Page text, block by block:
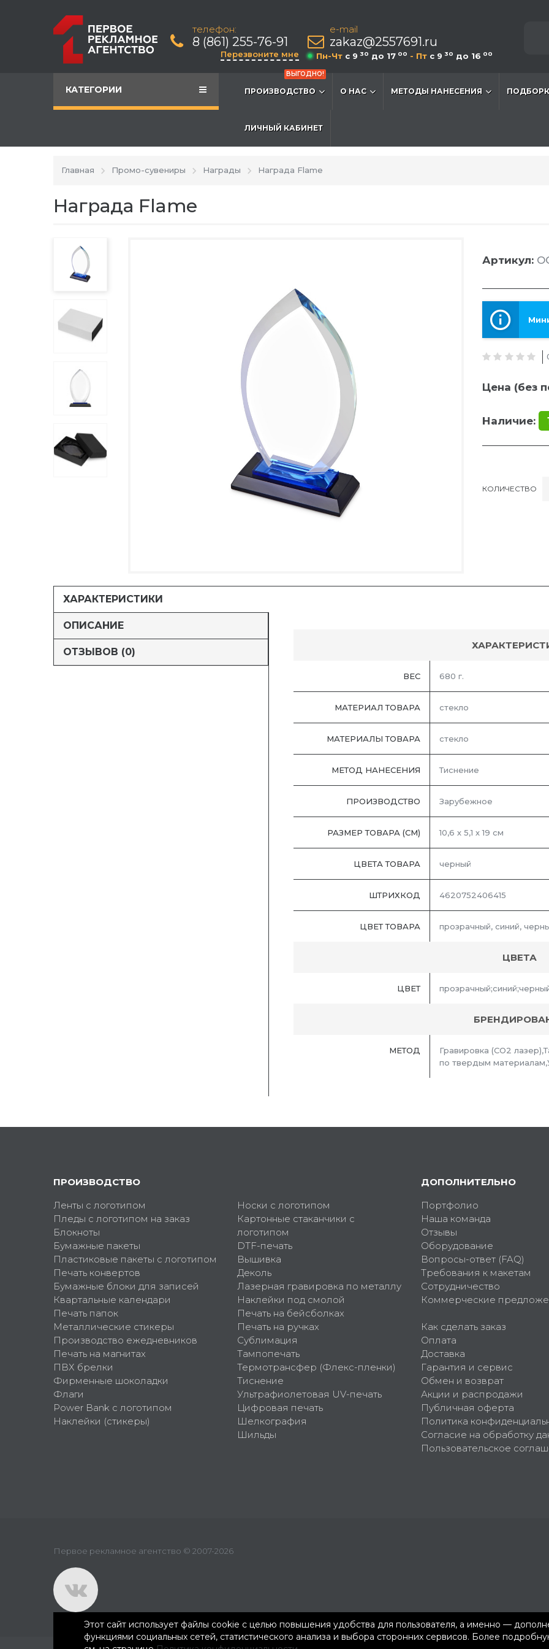
телефон:
8 (861) 255-76-91
Перезвоните мне
e-mail
zakaz@2557691.ru
Пн-Чт c 9 30 до 17 00 - Пт c 9 30 до 16 00
КАТЕГОРИИ
ВЫГОДНО!
ПРОИЗВОДСТВО О НАС МЕТОДЫ НАНЕСЕНИЯ
ЛИЧНЫЙ КАБИНЕТ
Главная Промо-сувениры Награды Награда Flame
Награда Flame
Артикул:
Цена (без
Наличие:
КОЛИЧЕСТВО
ХАРАКТЕРИСТИКИ
ОПИСАНИЕ
ОТЗЫВОВ (0)
ВЕС 680 г.
МАТЕРИАЛ ТОВАРА стекло
МАТЕРИАЛЫ ТОВАРА стекло
МЕТОД НАНЕСЕНИЯ Тиснение
ПРОИЗВОДСТВО Зарубежное
РАЗМЕР ТОВАРА (СМ) 10,6 х 5,1 х 19 см
ЦВЕТА ТОВАРА черный
ШТРИХКОД 4620752406415
ЦВЕТ ТОВАРА прозрачный, синий,
ЦВЕТА
ЦВЕТ
МЕТОД
Гравировка (CO2
по твердым
ПРОИЗВОДСТВО
Ленты с логотипом
Пледы с логотипом на заказ
Блокноты
Бумажные пакеты
Пластиковые пакеты с логотипом
Печать конвертов
Бумажные блоки для записей
Квартальные календари
Печать папок
Металлические стикеры
Производство ежедневников
Печать на магнитах
ПВХ брелки
Фирменные шоколадки
Флаги
Power Bank с логотипом
Наклейки (стикеры)
Носки с логотипом
Картонные стаканчики с
логотипом
DTF-печать
Вышивка
Деколь
Лазерная гравировка по металлу
Наклейки под смолой
Печать на бейсболках
Печать на ручках
Сублимация
Тампопечать
Термотрансфер (Флекс-пленки)
Тиснение
Ультрафиолетовая UV-печать
Цифровая печать
Шелкография
Шильды
ДОПОЛНИТЕЛЬНО
Портфолио
Наша команда
Отзывы
Оборудование
Вопросы-ответ (FAQ)
Требования к макетам
Сотрудничество
Коммерческие
Как сделать заказ
Оплата
Доставка
Гарантия и сервис
Обмен и возврат
Акции и распродажи
Публичная оферта
Политика
Согласие на обработку
Пользовательское
Первое рекламное агентство © 2007-2026
Этот сайт использует файлы cookie с целью повышения удобства для пользователя, а именно —
функциями социальных сетей, статистического анализа и выбора сторонних сервисов. Более